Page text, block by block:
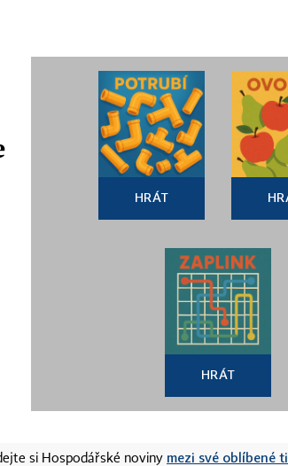
HRÁT
HRÁT
si Hospodářské noviny mezi své oblíbené